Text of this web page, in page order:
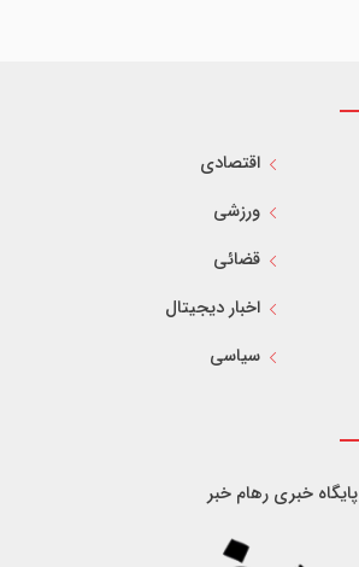
اقتصادی
ورزشی
قضائی
اخبار دیجیتال
سیاسی
پایگاه خبری رهام خبر